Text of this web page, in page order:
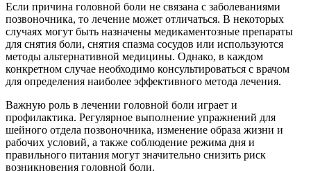
Если причина головной боли не связана с заболеваниями
позвоночника, то лечение может отличаться. В некоторых
случаях могут быть назначены медикаментозные препараты
для снятия боли, снятия спазма сосудов или используются
методы альтернативной медицины. Однако, в каждом
конкретном случае необходимо консультироваться с врачом
для определения наиболее эффективного метода лечения.
Важную роль в лечении головной боли играет и
профилактика. Регулярное выполнение упражнений для
шейного отдела позвоночника, изменение образа жизни и
рабочих условий, а также соблюдение режима дня и
правильного питания могут значительно снизить риск
возникновения головной боли.